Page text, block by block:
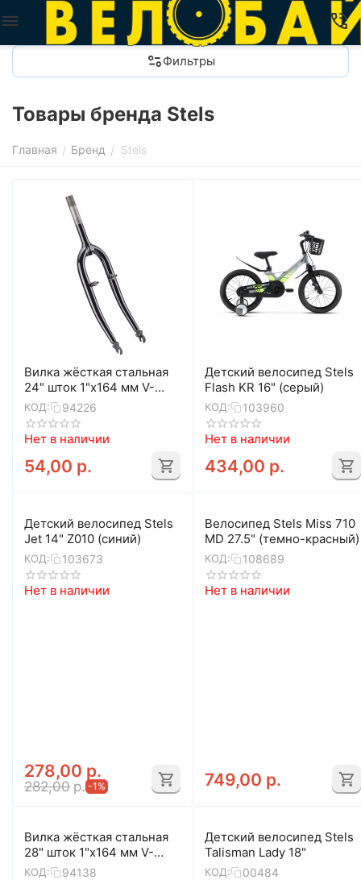
Фильтры
Товары бренда Stels
Главная / Бренд / Stels
Вилка жёсткая стальная
24" шток 1"х164 мм V-
brake (чёрный)
КОД: 94226
Нет в наличии
54,00 р.
Детский велосипед Stels
Flash KR 16" (серый)
КОД: 103960
Нет в наличии
434,00 р.
Детский велосипед Stels
Jet 14" Z010 (синий)
КОД: 103673
Нет в наличии
278,00 р.
282,00 р. -1%
Велосипед Stels Miss 710
MD 27.5" (темно-красный)
КОД: 108689
Нет в наличии
749,00 р.
Вилка жёсткая стальная
28" шток 1"x164 мм V-
brake (чёрный)
КОД: 94138
Детский велосипед Stels
Talisman Lady 18"
КОД: 00484